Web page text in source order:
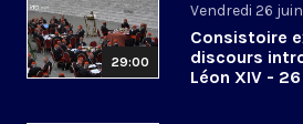
29:00
Vendredi 26
Consistoire
discours
Léon XIV -